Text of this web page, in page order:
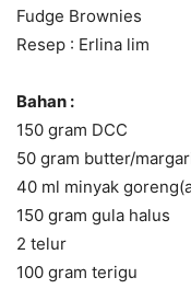
Fudge Brownies
Resep : Erlina lim
Bahan :
150 gram DCC
50 gram butter/
40 ml minyak
150 gram gula halus
2 telur
100 gram terigu